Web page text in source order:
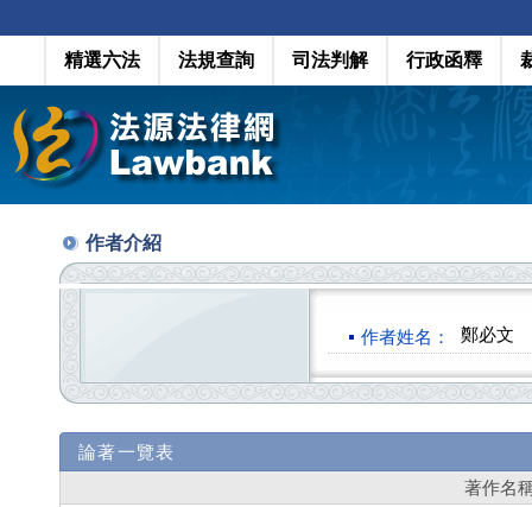
精選六法 法規查詢 司法判解 行政函釋
作者介紹
作者姓名： 鄭必文
論著一覽表
著作名